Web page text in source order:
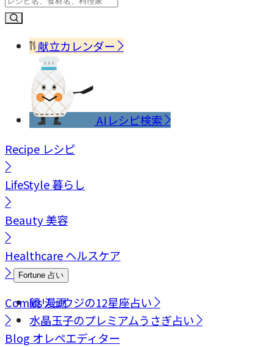
献立カレンダー
AIレシピ検索
Recipe レシピ
LifeStyle暮らし
Beauty美容
Healthcareヘルスケア
Fortune 占い
鏡リュウジの12星座占い
水晶玉子のプレミアムうさぎ占い
Comics漫画
Blog オレペエディター